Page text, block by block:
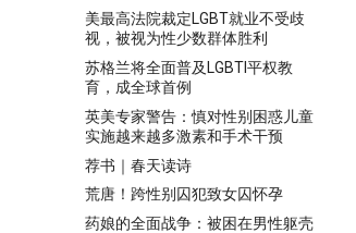
美最高法院裁定LGBT就业不受歧
视，被视为性少数群体胜利
苏格兰将全面普及LGBTI平权教
育，成全球首例
英美专家警告：慎对性别困惑儿童
实施越来越多激素和手术干预
荐书｜春天读诗
荒唐！跨性别囚犯致女囚怀孕
药娘的全面战争：被困在男性躯壳